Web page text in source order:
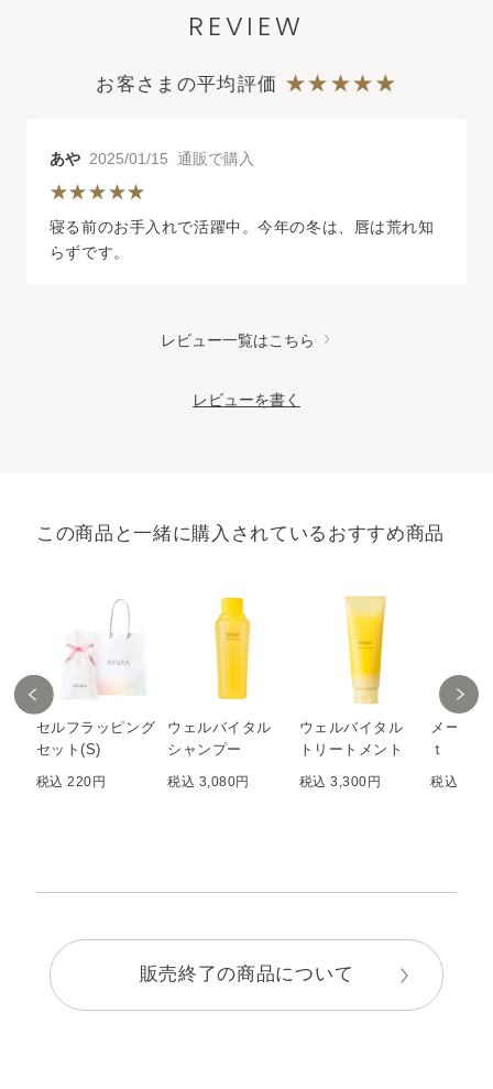
REVIEW
お客さまの平均評価
あや2025/01/15 通販で購入
寝る前のお手入れで活躍中。今年の冬は、唇は荒れ知
らずです。
レビュー一覧はこちら
レビューを書く
この商品と一緒に購入されているおすすめ商品
セルフラッピング
セット(S)
税込 220円
ウェルバイタル
シャンプー
税込 3,080円
ウェルバイタル
トリートメント
税込 3,300円
メーク
ｔ
税込
販売終了の商品について